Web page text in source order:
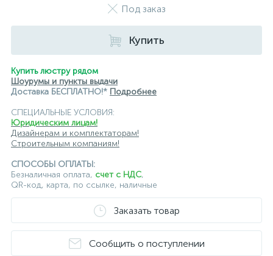
Под заказ
Купить
Купить люстру рядом
Шоурумы и пункты выдачи
Доставка БЕСПЛАТНО!* Подробнее
СПЕЦИАЛЬНЫЕ УСЛОВИЯ:
Юридическим лицам!
Дизайнерам и комплектаторам!
Строительным компаниям!
СПОСОБЫ ОПЛАТЫ:
Безналичная оплата, счет с НДС,
QR-код, карта, по ссылке, наличные
Заказать товар
Сообщить о поступлении